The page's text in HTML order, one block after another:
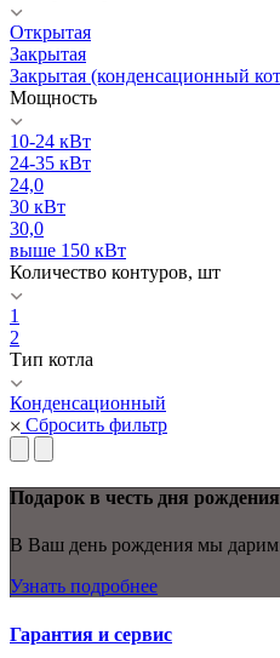
Открытая
Закрытая
Закрытая (конденсационный
Мощность
10-24 кВт
24-35 кВт
24,0
30 кВт
30,0
выше 150 кВт
Количество контуров, шт
1
2
Тип котла
Конденсационный
Сбросить фильтр
Подарок в честь дня
В Ваш день рождения мы дарим
Узнать подробнее
Гарантия и сервис